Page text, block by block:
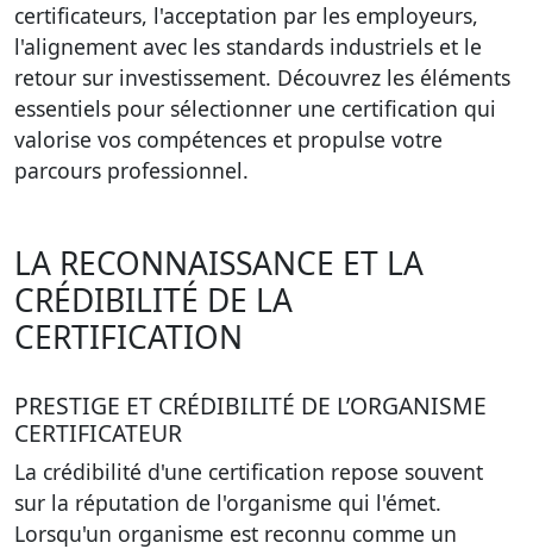
certificateurs, l'acceptation par les employeurs,
l'alignement avec les standards industriels et le
retour sur investissement. Découvrez les éléments
essentiels pour sélectionner une certification qui
valorise vos compétences et propulse votre
parcours professionnel.
LA RECONNAISSANCE ET LA
CRÉDIBILITÉ DE LA
CERTIFICATION
PRESTIGE ET CRÉDIBILITÉ DE L’ORGANISME
CERTIFICATEUR
La crédibilité d'une certification repose souvent
sur la réputation de l'organisme qui l'émet.
Lorsqu'un organisme est reconnu comme un